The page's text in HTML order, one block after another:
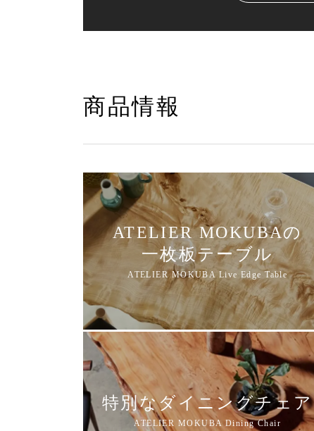
商品情報
ATELIER MOKUBAの
一枚板テーブル
特別なダイニングチェア